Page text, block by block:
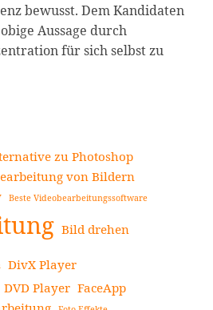
bewusst. Dem Kandidaten
Aussage durch
für sich selbst zu
zu Photoshop
von Bildern
Beste Videobearbeitungssoftware
Bild drehen
DivX Player
DVD Player FaceApp